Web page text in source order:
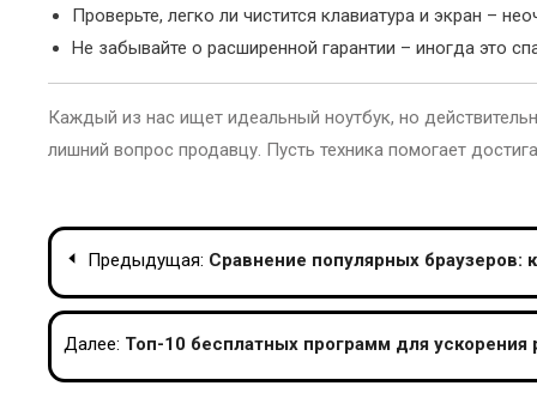
Проверьте, легко ли чистится клавиатура и экран –
Не забывайте о расширенной гарантии – иногда это
Каждый из нас ищет идеальный ноутбук, но
лишний вопрос продавцу. Пусть техника помогает
Навигация
по
записям
Предыдущая: Сравнение популярных браузеров:
Далее: Топ-10 бесплатных программ для